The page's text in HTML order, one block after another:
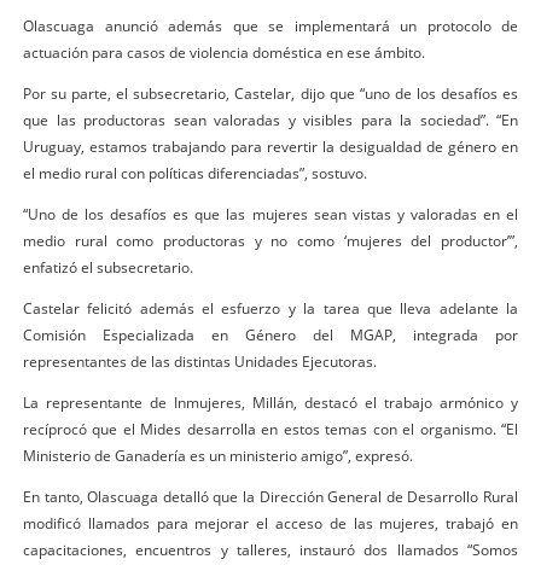
Olascuaga anunció además que se implementará un protocolo de
actuación para casos de violencia doméstica en ese ámbito.
Por su parte, el subsecretario, Castelar, dijo que “uno de los desafíos es
que las productoras sean valoradas y visibles para la sociedad”. “En
Uruguay, estamos trabajando para revertir la desigualdad de género en
el medio rural con políticas diferenciadas”, sostuvo.
“Uno de los desafíos es que las mujeres sean vistas y valoradas en el
medio rural como productoras y no como ‘mujeres del productor’”,
enfatizó el subsecretario.
Castelar felicitó además el esfuerzo y la tarea que lleva adelante la
Comisión Especializada en Género del MGAP, integrada por
representantes de las distintas Unidades Ejecutoras.
La representante de Inmujeres, Millán, destacó el trabajo armónico y
recíprocó que el Mides desarrolla en estos temas con el organismo. “El
Ministerio de Ganadería es un ministerio amigo”, expresó.
En tanto, Olascuaga detalló que la Dirección General de Desarrollo Rural
modificó llamados para mejorar el acceso de las mujeres, trabajó en
capacitaciones, encuentros y talleres, instauró dos llamados “Somos